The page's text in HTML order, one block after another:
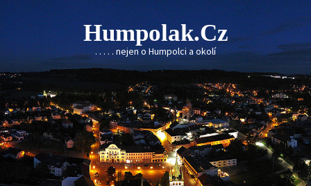
Skip
to
content
Humpolak.cz
. . . . . nejen o Humpolci a okolí